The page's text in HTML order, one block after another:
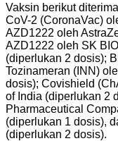
Vaksin berikut
CoV-2 (CoronaVac)
AZD1222 oleh
AZD1222 oleh SK
(diperlukan 2 dosis);
Tozinameran (INN)
dosis); Covishield
of India (diperlukan 2
Pharmaceutical
(diperlukan 1 dosis),
(diperlukan 2 dosis).